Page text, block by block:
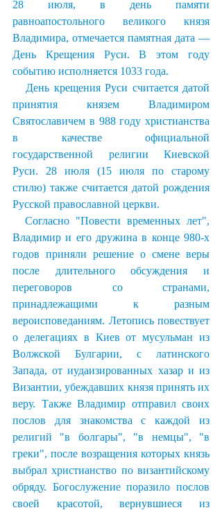
28 июля, в день памяти
равноапостольного великого князя
Владимира, отмечается памятная дата —
День Крещения Руси. В этом году
событию исполняется 1033 года.
принятия князем Владимиром
Святославичем в 988 году христианства
в качестве официальной
государственной религии Киевской
Руси. 28 июля (15 июля по старому
стилю) также считается датой рождения
Русской православной церкви.
Владимир и его дружина в конце 980-х
годов приняли решение о смене веры
после длительного обсуждения и
переговоров со странами,
принадлежащими к разным
вероисповеданиям. Летопись повествует
о делегациях в Киев от мусульман из
Волжской Булгарии, с латинского
Запада, от иудаизированных хазар и из
Византии, убеждавших князя принять их
веру. Также Владимир отправил своих
послов для знакомства с каждой из
религий "в болгары", "в немцы", "в
греки", после возращения которых князь
выбрал христианство по византийскому
обряду. Богослужение поразило послов
своей красотой, вернувшиеся из